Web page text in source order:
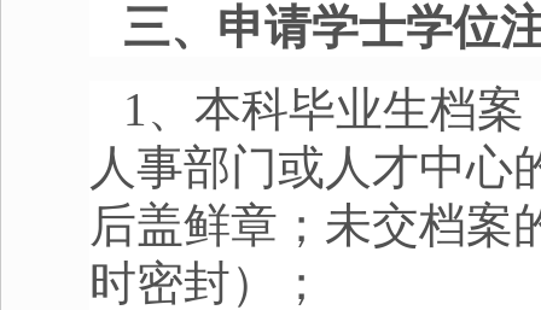
三、申请学士学位
1、本科毕业生档
人事部门或人才中心
后盖鲜章；未交档案
时密封）；